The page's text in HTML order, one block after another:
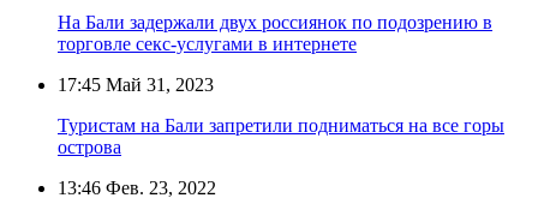
На Бали задержали двух россиянок по подозрению в
торговле секс-услугами в интернете
17:45 Май 31, 2023
Туристам на Бали запретили подниматься на все горы
острова
13:46 Фев. 23, 2022